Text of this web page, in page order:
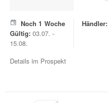
Noch 1 Woche
Gültig: 03.07. -
15.08.
Händler:
Details im Prospekt